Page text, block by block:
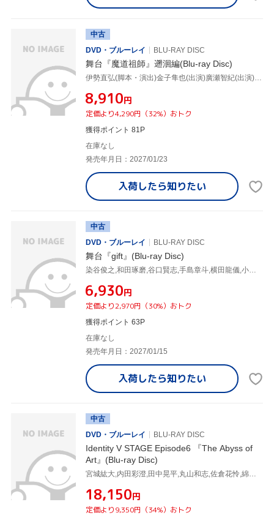
中古
DVD・ブルーレイ
BLU-RAY DISC
舞台『魔道祖師』遡洄編(Blu-ray Disc)
伊勢直弘(脚本・演出)金子隼也(出演)廣瀬智紀(出演),和田琢磨,田村升吾,中川月碧,土屋直武,墨香銅臭,坂部剛,田川めぐみ
¥8,910円
定価より4,290円（32%）おトク
獲得ポイント 81P
在庫なし
発売年月日：2027/01/23
入荷したら知りたい
中古
DVD・ブルーレイ
BLU-RAY DISC
舞台『gift』(Blu-ray Disc)
染谷俊之,和田琢磨,谷口賢志,手島章斗,横田龍儀,小西成弥,前嶋曜,椎名鯛造
¥6,930円
定価より2,970円（30%）おトク
獲得ポイント 63P
在庫なし
発売年月日：2027/01/15
入荷したら知りたい
中古
DVD・ブルーレイ
BLU-RAY DISC
Identity V STAGE Episode6 『The Abyss of
Art』(Blu-ray Disc)
宮城紘大,内田彩澄,田中晃平,丸山和志,佐倉花怜,綿目霞,千葉瑞己,平井雄基
¥18,150円
定価より9,350円（34%）おトク